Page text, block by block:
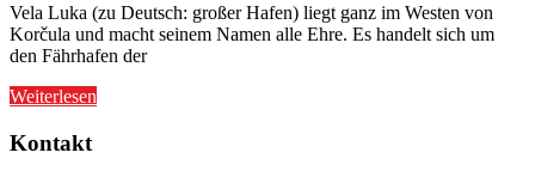
Vela Luka (zu Deutsch: großer Hafen) liegt ganz im Westen von
Korčula und macht seinem Namen alle Ehre. Es handelt sich um
den Fährhafen der
Weiterlesen
Kontakt